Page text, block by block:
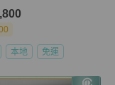
本地 免運